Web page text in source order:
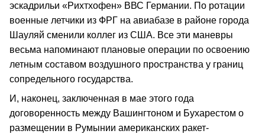
эскадрильи «Рихтхофен» ВВС Германии. По ротации
военные летчики из ФРГ на авиабазе в районе города
Шауляй сменили коллег из США. Все эти маневры
весьма напоминают плановые операции по освоению
летным составом воздушного пространства у границ
сопредельного государства.
И, наконец, заключенная в мае этого года
договоренность между Вашингтоном и Бухарестом о
размещении в Румынии американских ракет-